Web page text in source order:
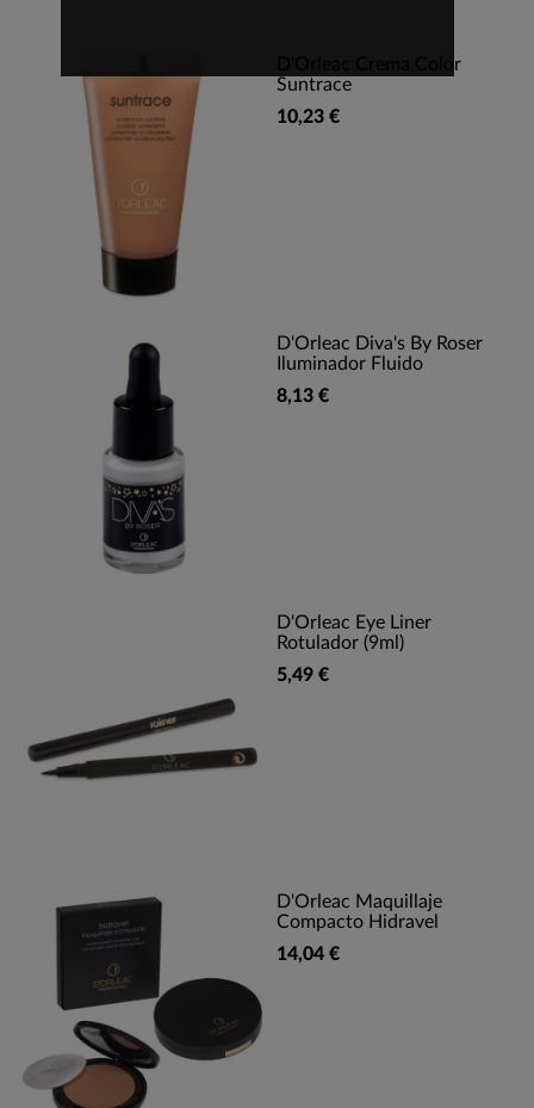
D'Orleac Crema Color
Suntrace
10,23 €
D'Orleac Diva's By Roser
Iluminador Fluido
8,13 €
D'Orleac Eye Liner
Rotulador (9ml)
5,49 €
D'Orleac Maquillaje
Compacto Hidravel
14,04 €